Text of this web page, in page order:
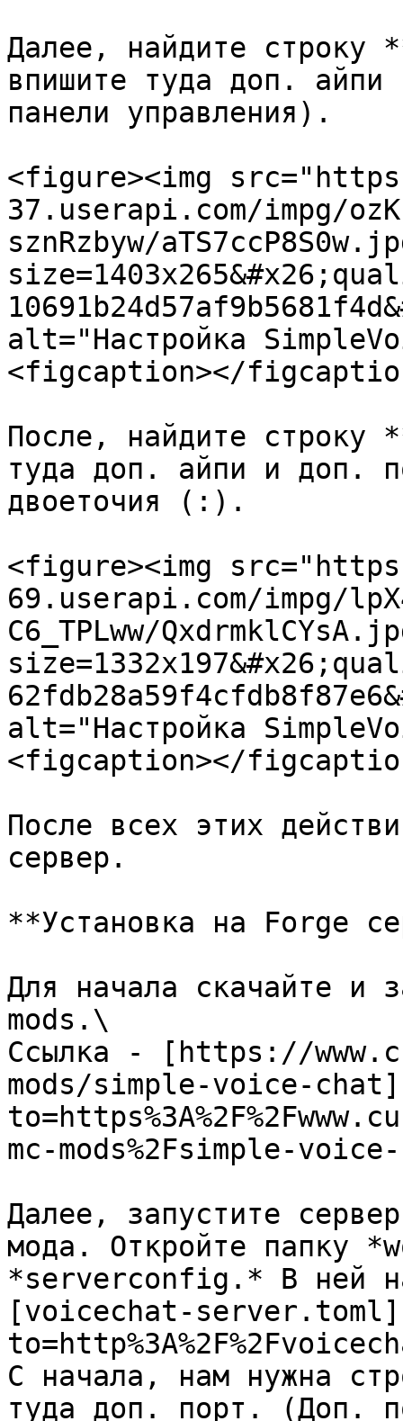
Далее, найдите
впишите туда доп.
панели управления).
<figure><img
37.userapi.com/impg/
sznRzbyw/
alt="Настройка
<figcaption></
После, найдите
туда доп. айпи и доп.
двоеточия (:).
<figure><img
69.userapi.com/impg/
C6_TPLww/
alt="Настройка
<figcaption></
После всех этих
сервер.
**Установка на Forge
Для начала скачайте и
mods.\
Ссылка - [https://
mods/simple-voice-
mc-mods%2Fsimple-
Далее, запустите
мода. Откройте папку
*serverconfig.* В ней
[voicechat-
С начала, нам нужна
туда доп. порт. (Доп.